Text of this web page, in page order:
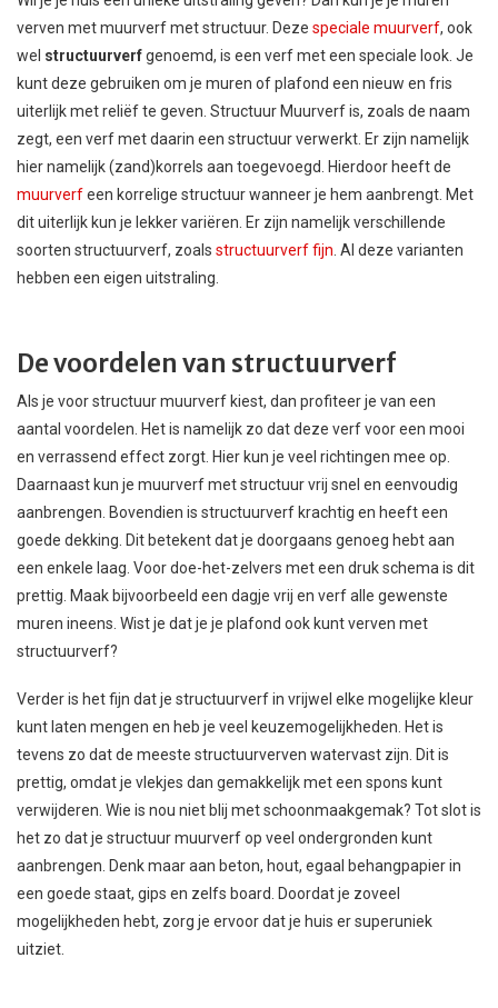
verven met muurverf met structuur. Deze speciale muurverf, ook
wel structuurverfgenoemd, is een verf met een speciale look. Je
kunt deze gebruiken om je muren of plafond een nieuw en fris
uiterlijk met reliëf te geven. Structuur Muurverf is, zoals de naam
zegt, een verf met daarin een structuur verwerkt. Er zijn namelijk
hier namelijk (zand)korrels aan toegevoegd. Hierdoor heeft de
muurverfeen korrelige structuur wanneer je hem aanbrengt. Met
dit uiterlijk kun je lekker variëren. Er zijn namelijk verschillende
soorten structuurverf, zoals structuurverf fijn . Al deze varianten
hebben een eigen uitstraling.
De voordelen van structuurverf
Als je voor structuur muurverf kiest, dan profiteer je van een
aantal voordelen. Het is namelijk zo dat deze verf voor een mooi
en verrassend effect zorgt. Hier kun je veel richtingen mee op.
Daarnaast kun je muurverf met structuur vrij snel en eenvoudig
aanbrengen. Bovendien is structuurverf krachtig en heeft een
goede dekking. Dit betekent dat je doorgaans genoeg hebt aan
een enkele laag. Voor doe-het-zelvers met een druk schema is dit
prettig. Maak bijvoorbeeld een dagje vrij en verf alle gewenste
muren ineens. Wist je dat je je plafond ook kunt verven met
structuurverf?
Verder is het fijn dat je structuurverf in vrijwel elke mogelijke kleur
kunt laten mengen en heb je veel keuzemogelijkheden. Het is
tevens zo dat de meeste structuurverven watervast zijn. Dit is
prettig, omdat je vlekjes dan gemakkelijk met een spons kunt
verwijderen. Wie is nou niet blij met schoonmaakgemak? Tot slot is
het zo dat je structuur muurverf op veel ondergronden kunt
aanbrengen. Denk maar aan beton, hout, egaal behangpapier in
een goede staat, gips en zelfs board. Doordat je zoveel
mogelijkheden hebt, zorg je ervoor dat je huis er superuniek
uitziet.